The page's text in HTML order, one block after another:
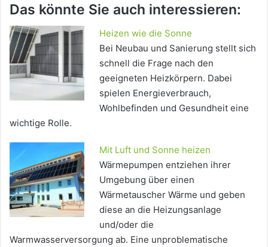
Das könnte Sie auch interessieren:
Heizen wie die Sonne
Bei Neubau und Sanierung stellt sich
schnell die Frage nach den
geeigneten Heizkörpern. Dabei
spielen Energieverbrauch,
Wohlbefinden und Gesundheit eine
wichtige Rolle.
Mit Luft und Sonne heizen
Wärmepumpen entziehen ihrer
Umgebung über einen
Wärmetauscher Wärme und geben
diese an die Heizungsanlage
und/oder die
Warmwasserversorgung ab. Eine unproblematische